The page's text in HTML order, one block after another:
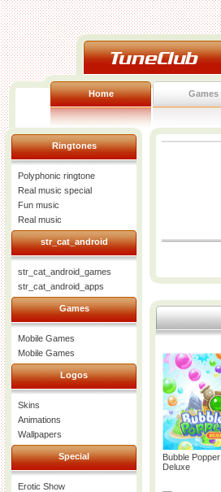
Home Games
Ringtones
Polyphonic ringtone
Real music special
Fun music
Real music
str_cat_android
str_cat_android_games
str_cat_android_apps
Games
Mobile Games
Mobile Games
Logos
Skins
Animations
Wallpapers
Special
Erotic Show
Bubble Popper
Deluxe